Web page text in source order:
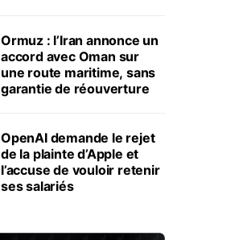
Ormuz : l’Iran annonce un
accord avec Oman sur
une route maritime, sans
garantie de réouverture
OpenAI demande le rejet
de la plainte d’Apple et
l’accuse de vouloir retenir
ses salariés